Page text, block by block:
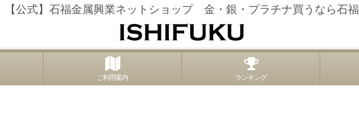
【公式】石福金属興業ネットショップ 金・銀・プラチナ買うなら石福
ご利用案内 ランキング